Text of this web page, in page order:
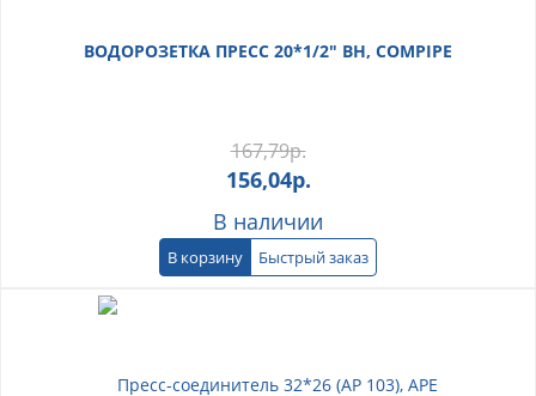
ВОДОРОЗЕТКА ПРЕСС 20*1/2" ВН, COMPIPE
167,79р.
156,04р.
В наличии
В корзину Быстрый заказ